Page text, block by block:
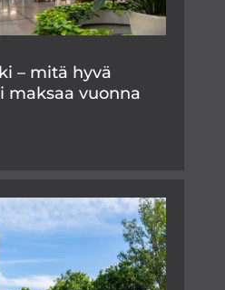
– mitä hyvä
maksaa vuonna